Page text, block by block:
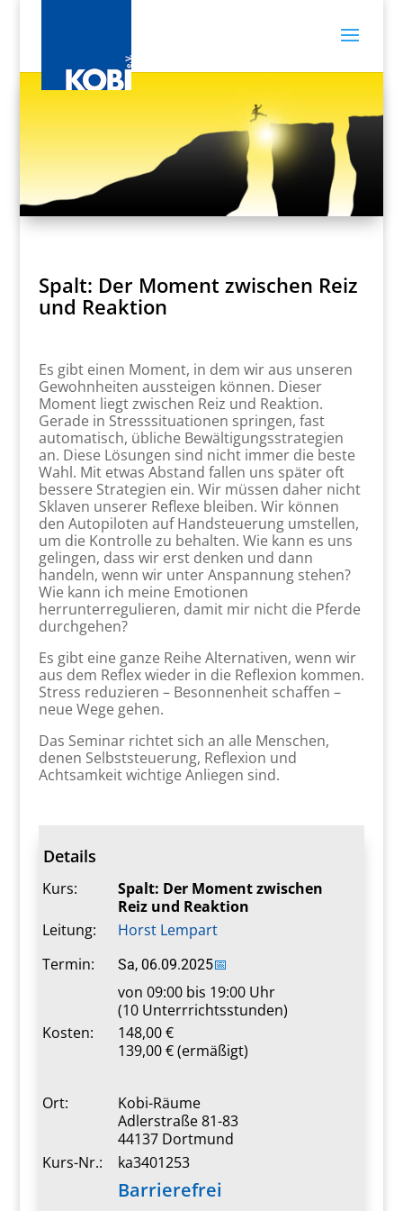
Spalt: Der Moment zwischen Reiz
und Reaktion
Es gibt einen Moment, in dem wir aus unseren
Gewohnheiten aussteigen können. Dieser
Moment liegt zwischen Reiz und Reaktion.
Gerade in Stresssituationen springen, fast
automatisch, übliche Bewältigungsstrategien
an. Diese Lösungen sind nicht immer die beste
Wahl. Mit etwas Abstand fallen uns später oft
bessere Strategien ein. Wir müssen daher nicht
Sklaven unserer Reflexe bleiben. Wir können
den Autopiloten auf Handsteuerung umstellen,
um die Kontrolle zu behalten. Wie kann es uns
gelingen, dass wir erst denken und dann
handeln, wenn wir unter Anspannung stehen?
Wie kann ich meine Emotionen
herrunterregulieren, damit mir nicht die Pferde
durchgehen?
Es gibt eine ganze Reihe Alternativen, wenn wir
aus dem Reflex wieder in die Reflexion kommen.
Stress reduzieren – Besonnenheit schaffen –
neue Wege gehen.
Das Seminar richtet sich an alle Menschen,
denen Selbststeuerung, Reflexion und
Achtsamkeit wichtige Anliegen sind.
Details
Kurs:
Spalt: Der Moment zwischen
Reiz und Reaktion
Leitung:
Horst Lempart
Termin:
Sa, 06.09.2025📅
von 09:00 bis 19:00 Uhr
(10 Unterrrichtsstunden)
Kosten:
148,00 €
139,00 € (ermäßigt)
Ort:
Kobi-Räume
Adlerstraße 81-83
44137 Dortmund
Kurs-Nr.:
ka3401253
Barrierefrei